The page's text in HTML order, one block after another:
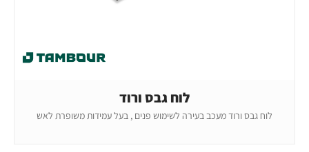
לוח גבס ורוד
לוח גבס ורוד מעכב בעירה לשימוש פנים , בעל עמידות משופרת לאש